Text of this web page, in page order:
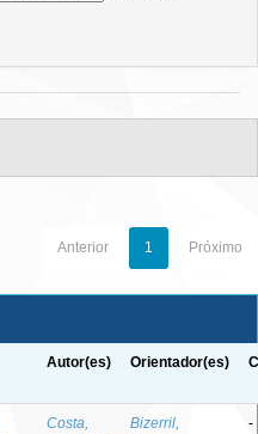
Anterior 1 Próximo
Autor(es) Orientador(es)
Costa,
Bizerril,
-